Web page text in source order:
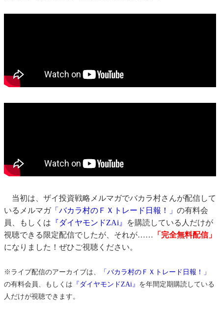
当初は、ザイ投資戦略メルマガでバカラ村さんが配信して
いるメルマガ「バカラ村のＦＸトレード日報！」 の有料会
員、もしくは 『ダイヤモンドZAi』
を購読している人だけが
視聴できる限定配信でしたが、それが…… 「完全無料配信」
になりました！ぜひご視聴ください。
※ライブ配信のアーカイブは、
「バカラ村のＦＸトレード日報！」
の有料会員、もしくは 『ダイヤモンドZAi』 を年間定期購読している
人だけが視聴できます。